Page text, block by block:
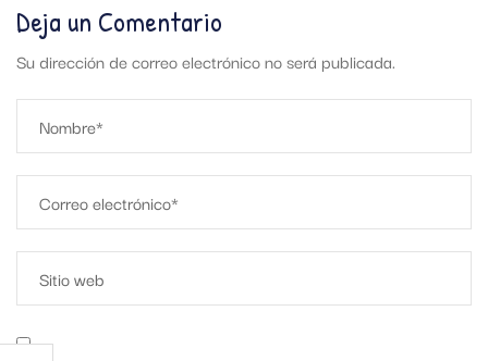
Deja un Comentario
Su dirección de correo electrónico no será publicada.